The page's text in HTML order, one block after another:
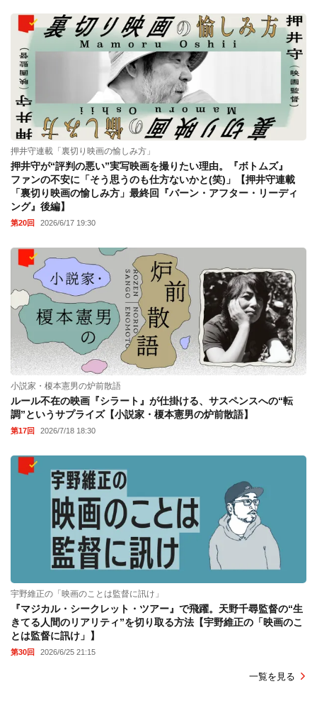
押井守連載「裏切り映画の愉しみ方」
押井守が“評判の悪い”実写映画を撮りたい理由。『ボトムズ』
ファンの不安に「そう思うのも仕方ないかと(笑)」【押井守連載
「裏切り映画の愉しみ方」最終回『バーン・アフター・リーディ
ング』後編】
第20回 2026/6/17 19:30
小説家・榎本憲男の炉前散語
ルール不在の映画『シラート』が仕掛ける、サスペンスへの“転
調”というサプライズ【小説家・榎本憲男の炉前散語】
第17回 2026/7/18 18:30
宇野維正の「映画のことは監督に訊け」
『マジカル・シークレット・ツアー』で飛躍。天野千尋監督の“生
きてる人間のリアリティ”を切り取る方法【宇野維正の「映画のこ
とは監督に訊け」】
第30回 2026/6/25 21:15
一覧を見る